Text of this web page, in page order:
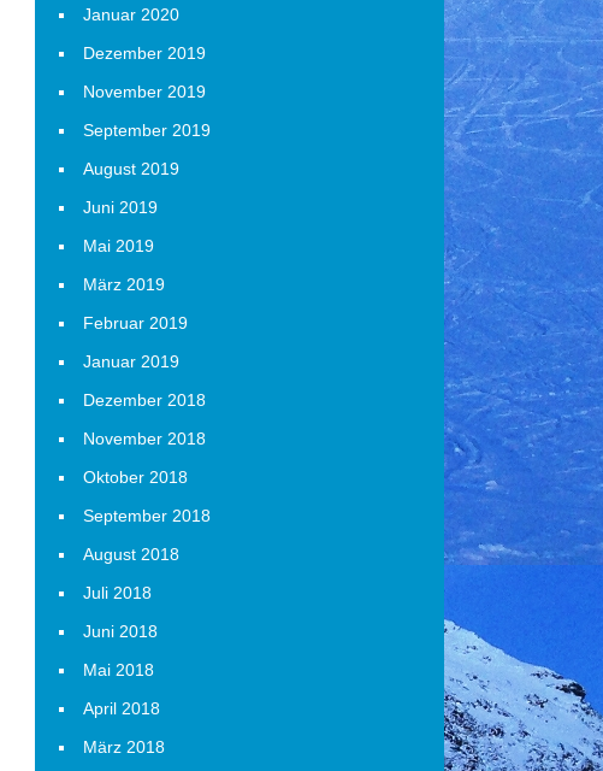
Januar 2020
Dezember 2019
November 2019
September 2019
August 2019
Juni 2019
Mai 2019
März 2019
Februar 2019
Januar 2019
Dezember 2018
November 2018
Oktober 2018
September 2018
August 2018
Juli 2018
Juni 2018
Mai 2018
April 2018
März 2018